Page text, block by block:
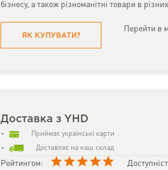
бізнесу, а також різноманітні товари в
ЯК КУПУВАТИ?
Перейти в
Доставка з YHD
Приймає українські карти
Доставляє на наш склад
Рейтингом: